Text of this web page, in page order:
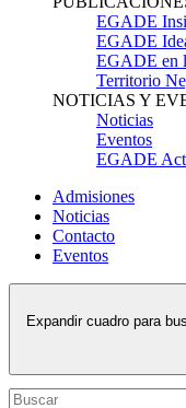
EGADE
EGADE
EGADE en
Territorio
NOTICIAS Y
Noticias
Eventos
EGADE
Admisiones
Noticias
Contacto
Eventos
Expandir cuadro para